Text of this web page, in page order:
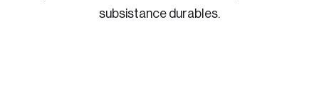
subsistance durables.